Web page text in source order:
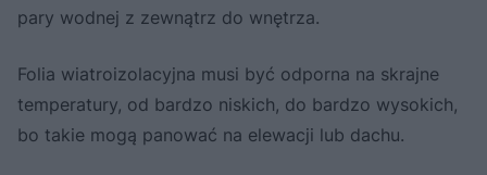
pary wodnej z zewnątrz do wnętrza.
Folia wiatroizolacyjna musi być odporna na skrajne
temperatury, od bardzo niskich, do bardzo wysokich,
bo takie mogą panować na elewacji lub dachu.